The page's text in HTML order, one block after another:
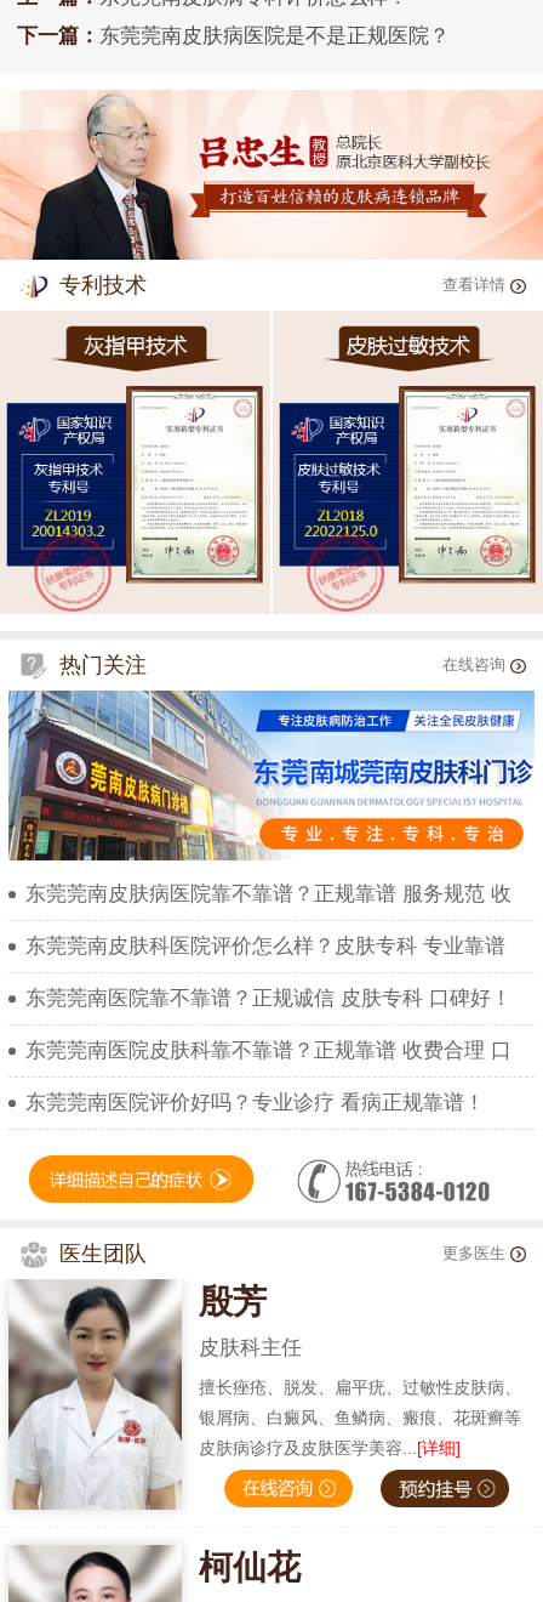
下一篇： 东莞莞南皮肤病医院是不是正规医院？
专利技术 查看详情
热门关注 在线咨询
东莞莞南皮肤病医院靠不靠谱？正规靠谱 服务规范 收
东莞莞南皮肤科医院评价怎么样？皮肤专科 专业靠谱
东莞莞南医院靠不靠谱？正规诚信 皮肤专科 口碑好！
东莞莞南医院皮肤科靠不靠谱？正规靠谱 收费合理 口
东莞莞南医院评价好吗？专业诊疗 看病正规靠谱！
医生团队 更多医生
殷芳
皮肤科主任
擅长痤疮、脱发、扁平疣、过敏性皮肤病、
银屑病、白癜风、鱼鳞病、瘢痕、花斑癣等
皮肤病诊疗及皮肤医学美容... [详细]
柯仙花